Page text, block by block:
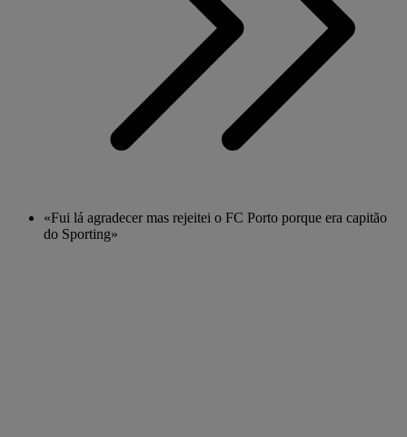
«Fui lá agradecer mas rejeitei o FC Porto porque era capitão
do Sporting»